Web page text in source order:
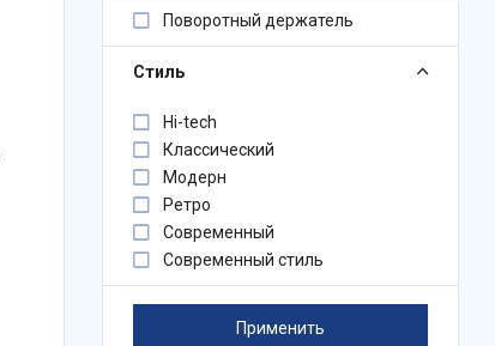
Поворотный держатель
Стиль
Hi-tech
Классический
Модерн
Ретро
Современный
Современный стиль
Применить